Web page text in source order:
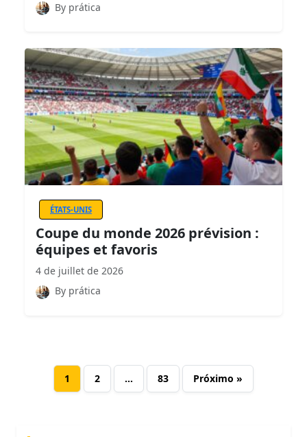
By prática
ÉTATS-UNIS
Coupe du monde 2026 prévision :
équipes et favoris
4 de juillet de 2026
By prática
1 2 … 83 Próximo »